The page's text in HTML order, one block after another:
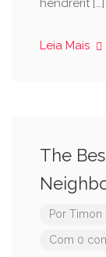
hendrerit […]
Leia Mais
The
Por Timon
Com 0